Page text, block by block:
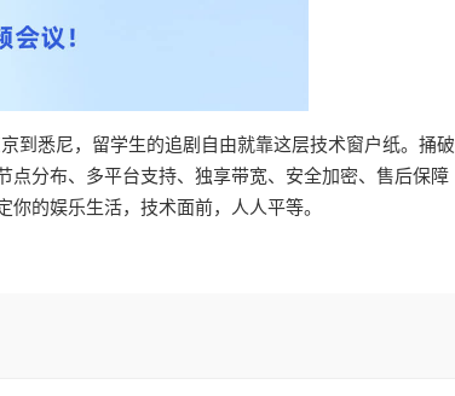
到悉尼，留学生的追剧自由就靠这层技术窗户纸。捅破
点分布、多平台支持、独享带宽、安全加密、售后保障
的娱乐生活，技术面前，人人平等。